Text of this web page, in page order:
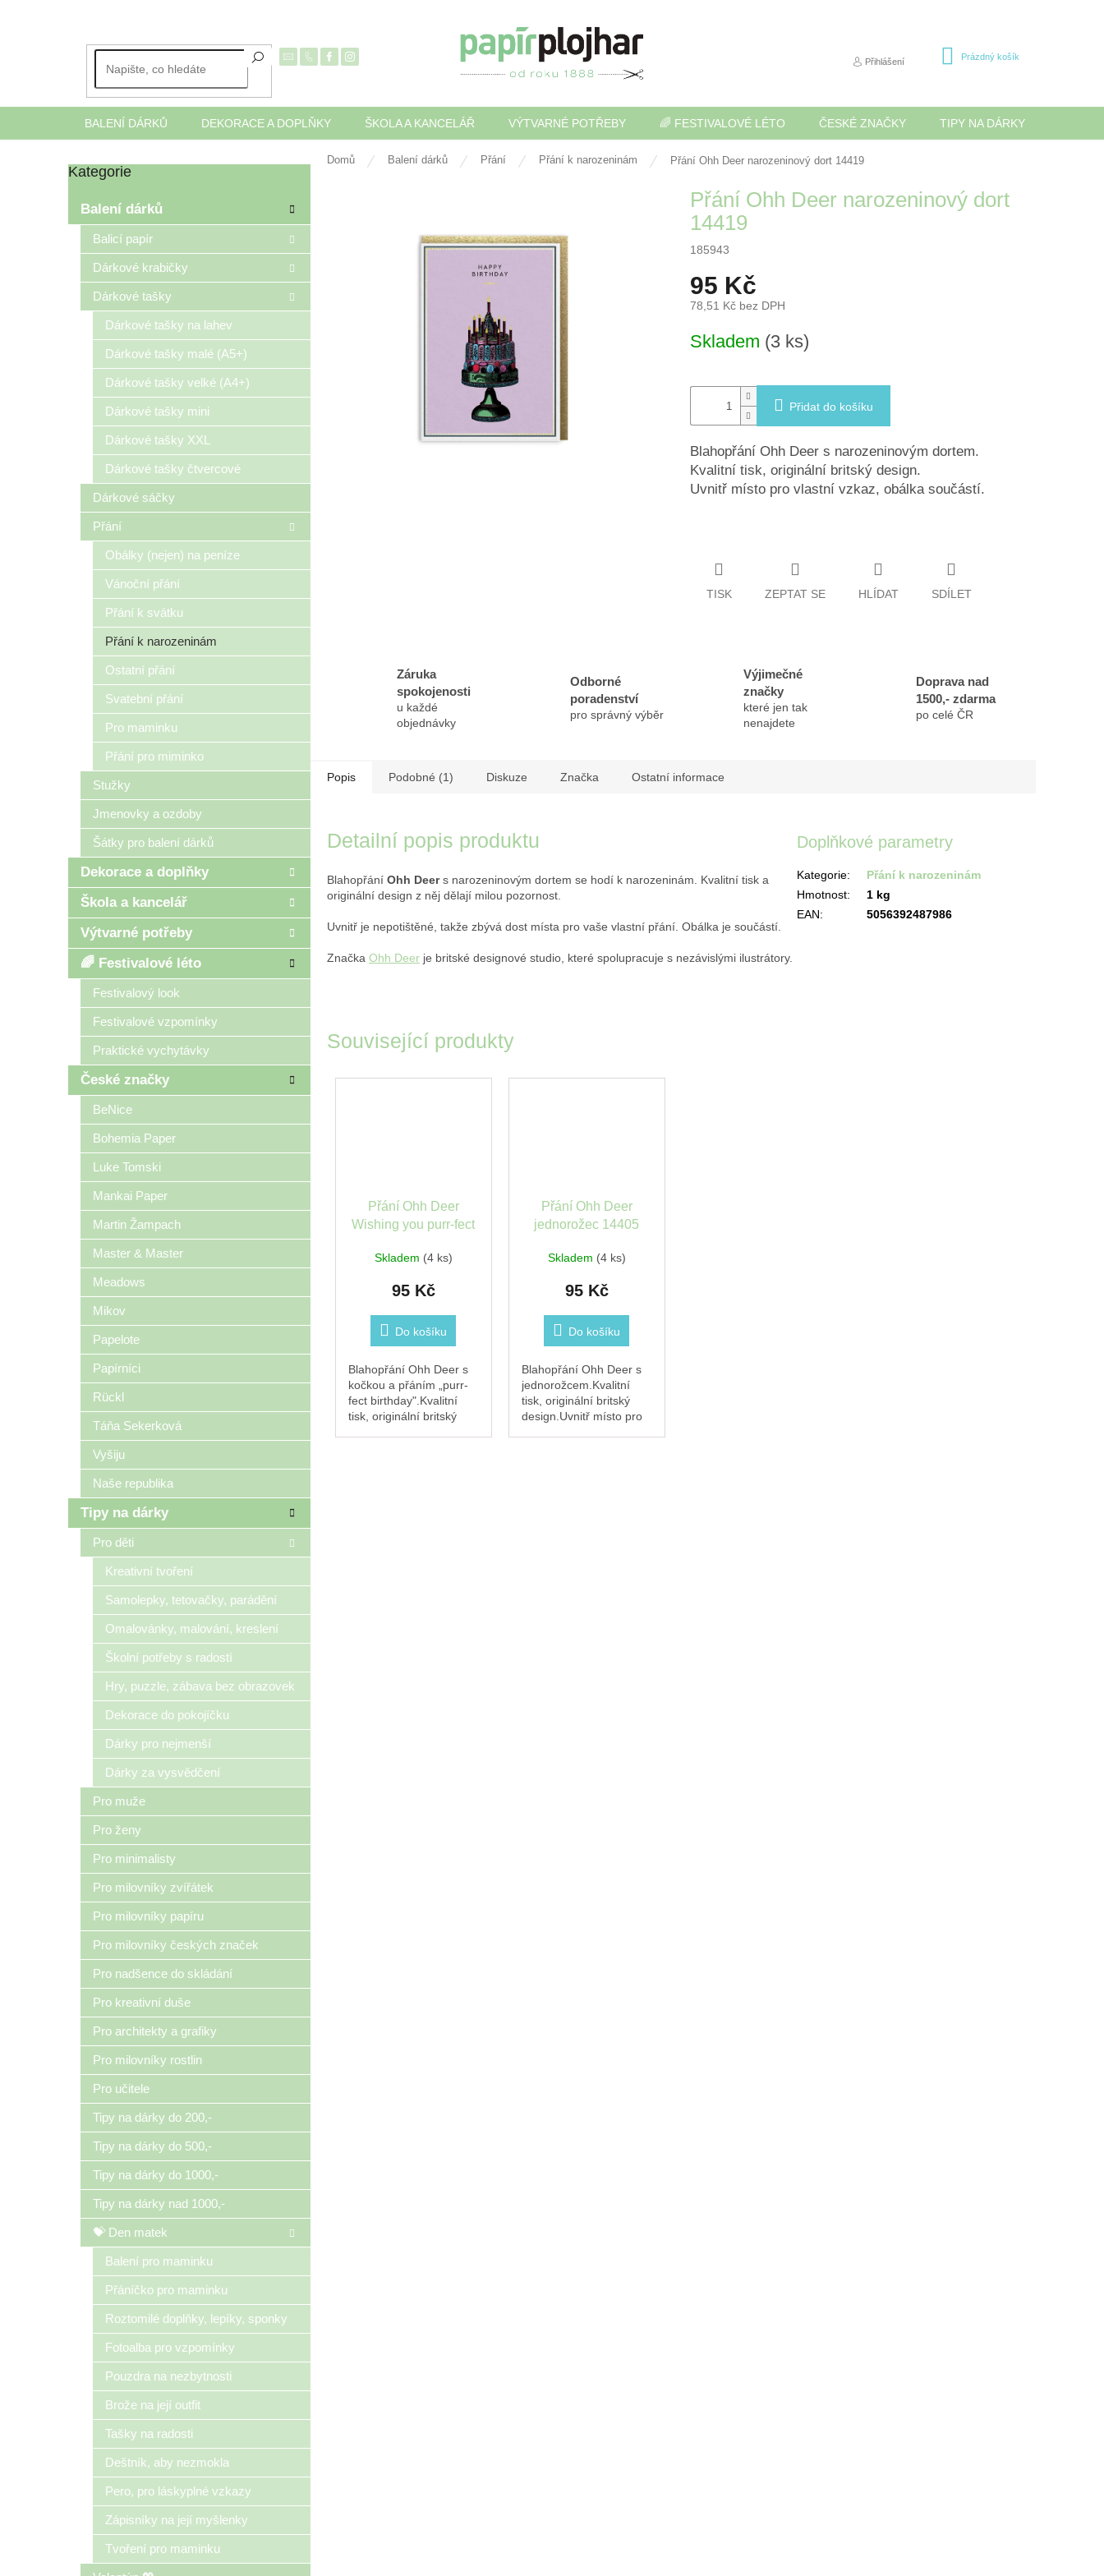
Přihlášení
NÁKUPNÍ
Prázdný košík
BALENÍ DÁRKŮ DEKORACE A DOPLŇKY ŠKOLA A KANCELÁŘ VÝTVARNÉ POTŘEBY 🌈 FESTIVALOVÉ LÉTO ČESKÉ ZNAČKY TIPY NA DÁRKY
Domů Balení dárků Přání Přání k narozeninám Přání Ohh Deer narozeninový dort 14419
P
Přeskočit
Kategorie
Balení dárků
Balicí papír
Dárkové krabičky
Dárkové tašky
Dárkové tašky na lahev
Dárkové tašky malé (A5+)
Dárkové tašky velké (A4+)
Dárkové tašky mini
Dárkové tašky XXL
Dárkové tašky čtvercové
Dárkové sáčky
Přání
Obálky (nejen) na peníze
Vánoční přání
Přání k svátku
Přání k narozeninám
Ostatní přání
Svatební přání
Pro maminku
Přání pro miminko
Stužky
Jmenovky a ozdoby
Šátky pro balení dárků
Dekorace a doplňky
Škola a kancelář
Výtvarné potřeby
🌈 Festivalové léto
Festivalový look
Festivalové vzpomínky
Praktické vychytávky
České značky
BeNice
Bohemia Paper
Luke Tomski
Mankai Paper
Martin Žampach
Master & Master
Meadows
Mikov
Papelote
Papírníci
Rückl
Táňa Sekerková
Vyšiju
Naše republika
Tipy na dárky
Pro děti
Kreativní tvoření
Samolepky, tetovačky, parádění
Omalovánky, malování, kreslení
Školní potřeby s radostí
Hry, puzzle, zábava bez obrazovek
Dekorace do pokojíčku
Dárky pro nejmenší
Dárky za vysvědčení
Pro muže
Pro ženy
Pro minimalisty
Pro milovníky zvířátek
Pro milovníky papíru
Pro milovníky českých značek
Pro nadšence do skládání
Pro kreativní duše
Pro architekty a grafiky
Pro milovníky rostlin
Pro učitele
Tipy na dárky do 200,-
Tipy na dárky do 500,-
Tipy na dárky do 1000,-
Tipy na dárky nad 1000,-
💝 Den matek
Balení pro maminku
Přáníčko pro maminku
Roztomilé doplňky, lepíky, sponky
Fotoalba pro vzpomínky
Pouzdra na nezbytnosti
Brože na její outfit
Tašky na radosti
Deštník, aby nezmokla
Pero, pro láskyplné vzkazy
Zápisníky na její myšlenky
Tvoření pro maminku
Přání Ohh Deer narozeninový dort
14419
185943
95 Kč
78,51 Kč bez DPH
cena:
Skladem (3 ks)
Přidat do košíku
Blahopřání Ohh Deer s narozeninovým dortem.
Kvalitní tisk, originální britský design.
Uvnitř místo pro vlastní vzkaz, obálka součástí.
TISK ZEPTAT SE HLÍDAT SDÍLET
Záruka
spokojenosti
u každé
objednávky
Odborné
poradenství
pro správný výběr
Výjimečné
značky
které jen tak
nenajdete
Doprava nad
1500,- zdarma
po celé ČR
Související produkty
Přání Ohh Deer
Wishing you purr-fect
Skladem (4 ks)
95 Kč
Do košíku
Blahopřání Ohh Deer s
kočkou a přáním „purr-
fect birthday".Kvalitní
tisk, originální britský
Přání Ohh Deer
jednorožec 14405
Skladem (4 ks)
95 Kč
Do košíku
Blahopřání Ohh Deer s
jednorožcem.Kvalitní
tisk, originální britský
design.Uvnitř místo pro
Popis Podobné (1) Diskuze Značka Ostatní informace
Detailní popis produktu
Blahopřání Ohh Deers narozeninovým dortem se hodí k narozeninám. Kvalitní tisk a
originální design z něj dělají milou pozornost.
Uvnitř je nepotištěné, takže zbývá dost místa pro vaše vlastní přání. Obálka je součástí.
Značka Ohh Deer je britské designové studio, které spolupracuje s nezávislými ilustrátory.
Doplňkové parametry
Kategorie:
Přání k narozeninám
Hmotnost:
1 kg
EAN: 5056392487986